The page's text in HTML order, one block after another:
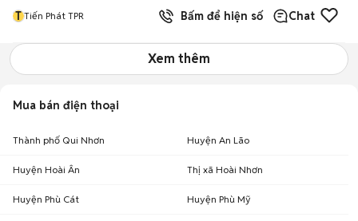
T Tiến Phát TPR Bấm để hiện số Chat
Xem thêm
Mua bán điện thoại
Thành phố Qui Nhơn Huyện An Lão
Huyện Hoài Ân Thị xã Hoài Nhơn
Huyện Phù Cát Huyện Phù Mỹ